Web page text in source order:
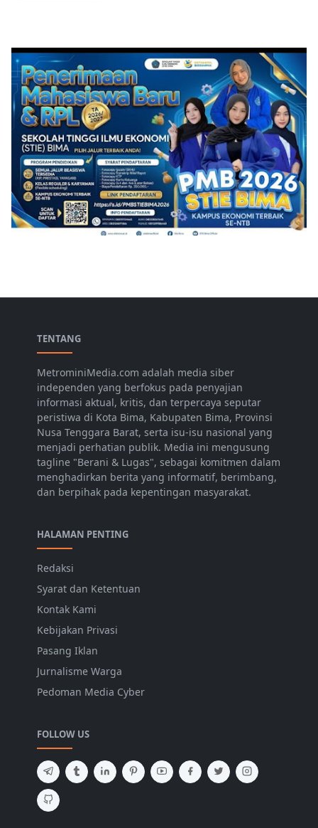
TENTANG
MetrominiMedia.com adalah media siber
independen yang berfokus pada penyajian
informasi aktual, kritis, dan terpercaya seputar
peristiwa di Kota Bima, Kabupaten Bima, Provinsi
Nusa Tenggara Barat, serta isu-isu nasional yang
menjadi perhatian publik. Media ini mengusung
tagline "Berani & Lugas", sebagai komitmen dalam
menghadirkan berita yang informatif, berimbang,
dan berpihak pada kepentingan masyarakat.
HALAMAN PENTING
Redaksi
Syarat dan Ketentuan
Kontak Kami
Kebijakan Privasi
Pasang Iklan
Jurnalisme Warga
Pedoman Media Cyber
FOLLOW US